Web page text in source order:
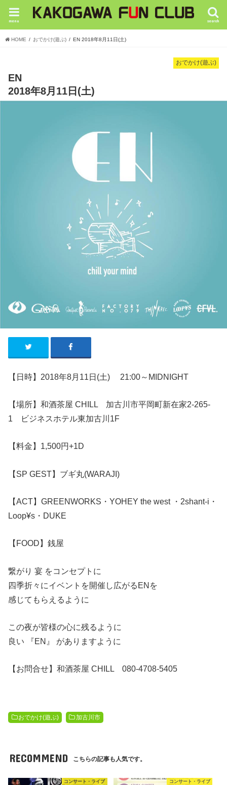
search
menu
HOME おでかけ(遊ぶ) EN 2018年8月11日(土)
おでかけ(遊ぶ)
EN
2018年8月11日(土)
【日時】2018年8 月11 日(土) 21:00～MIDNIGHT
【場所】和酒茶屋 CHILL 加古川市平岡町新在家2-265-
1 ビジネスホテル東加古川1F
【料金】1,500円+1D
【SP GEST】ブギ丸(WARAJI)
【ACT】GREENWORKS・YOHEY the west ・2shant-i・
Loop¥s・DUKE
【FOOD】銭屋
繋がり 宴 をコンセプトに
四季折々にイベントを開催し広がるENを
感じてもらえるように
この夜が皆様の心に残るように
良い 『EN』 がありますように
【お問合せ】和酒茶屋 CHILL 080-4708-5405
おでかけ(遊ぶ) 加古川市
RECOMMEND こちらの記事も人気です。
コンサート・ライブ コンサート・ライブ